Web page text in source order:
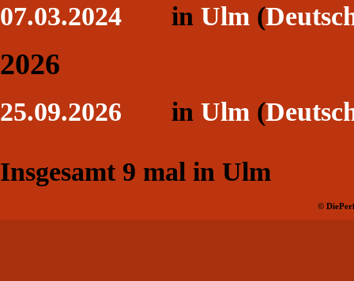
07.03.2024 in Ulm (
2026
25.09.2026 in Ulm (
Insgesamt 9 mal in Ulm
©